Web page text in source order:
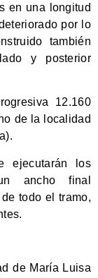
en una longitud
por lo
también
y posterior
12.160
de la localidad
ejecutarán los
ancho final
todo el tramo,
de María Luisa